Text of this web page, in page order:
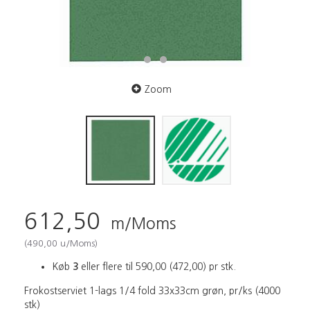
Zoom
612,50 m/Moms
(490,00 u/Moms)
Køb 3 eller flere til 590,00 (472,00) pr stk.
Frokostserviet 1-lags 1/4 fold 33x33cm grøn, pr/ks (4000
stk)